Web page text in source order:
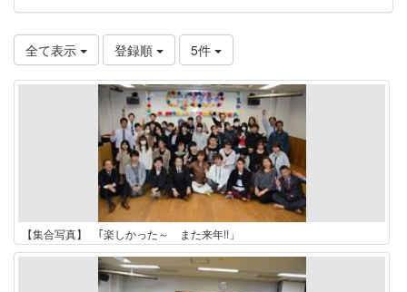
全て表示 登録順 5件
【集合写真】 ｢楽しかった～ また来年!!」